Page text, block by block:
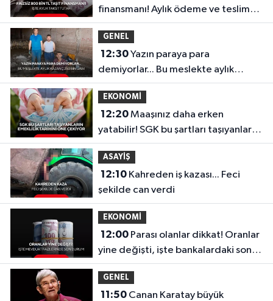
finansmanı! Aylık ödeme ve teslim
tarihi belli oldu
GENEL
12:30Yazın paraya para
demiyorlar... Bu meslekte aylık
kazanç 250 bin lira!
EKONOMİ
12:20Maaşınız daha erken
yatabilir! SGK bu şartları taşıyanların
emeklilik tarihini öne çekiyor
ASAYİŞ
12:10Kahreden iş kazası... Feci
şekilde can verdi
EKONOMİ
12:00Parası olanlar dikkat! Oranlar
yine değişti, işte bankalardaki son
durum
GENEL
11:50Canan Karatay büyük